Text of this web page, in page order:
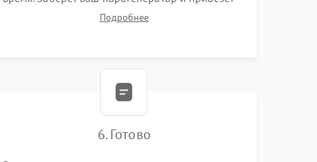
на склад для диагностики.
Подробнее
6. Готово